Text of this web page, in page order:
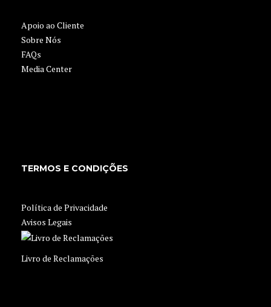
Apoio ao Cliente
Sobre Nós
FAQs
Media Center
TERMOS E CONDIÇÕES
Política de Privacidade
Avisos Legais
Livro de Reclamações